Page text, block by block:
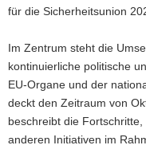
für die Sicherheitsunion
Im Zentrum steht die
kontinuierliche politische
EU-Organe und der
deckt den Zeitraum von
beschreibt die
anderen Initiativen im